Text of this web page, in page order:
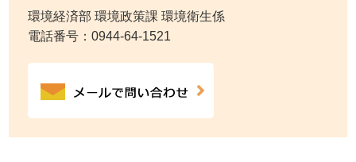
環境経済部 環境政策課 環境衛生係
電話番号：0944-64-1521